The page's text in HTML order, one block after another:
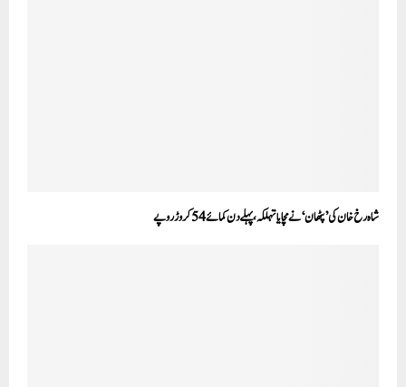
شاہ رخ خان کی ’پٹھان‘ نے مچایا تہلکہ، پہلے دن کمائے 54 کروڑ روپے